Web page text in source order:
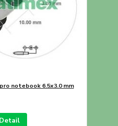
notebook 6.5x3.0 mm
Detail